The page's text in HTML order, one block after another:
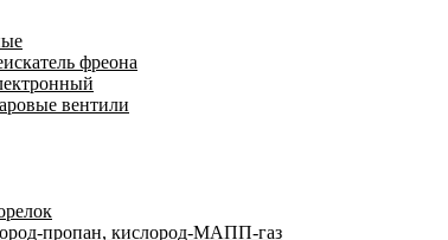
фреона
вентили
пропан, кислород-МАПП-газ